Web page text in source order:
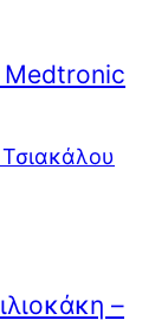
Medtronic
–